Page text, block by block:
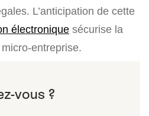
L’anticipation de cette
électronique sécurise la
entreprise.